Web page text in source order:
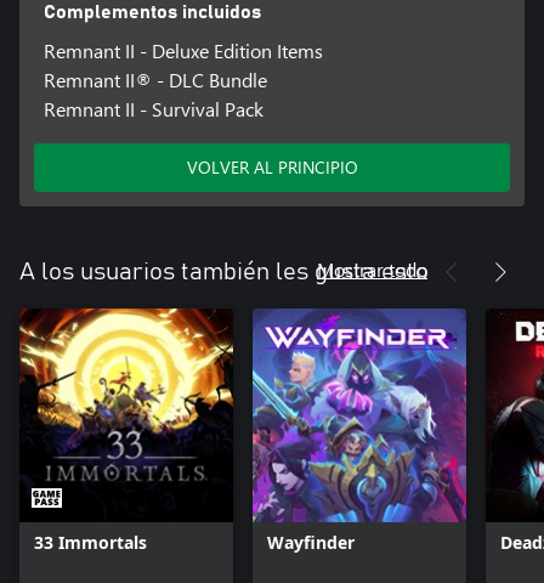
Complementos incluidos
Remnant II - Deluxe Edition Items
Remnant II® - DLC Bundle
Remnant II - Survival Pack
VOLVER AL PRINCIPIO
A los usuarios también les gusta esto
Mostrar todo
33 Immortals Wayfinder